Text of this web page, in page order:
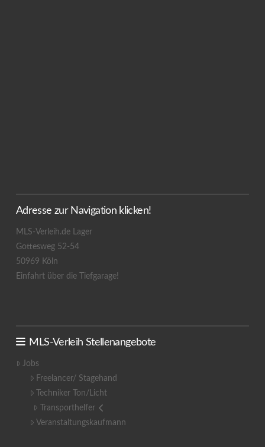
Adresse zur Navigation klicken!
MLS-Verleih.de Lager
Gottesweg 52-54
50969 Köln
Einfahrt über die Tiefgarage!
MLS-Verleih Stellenangebote
Jobs
Freelancer/ Stagehand
Techniker Ton/Licht
Transporthelfer
Veranstaltungskaufmann